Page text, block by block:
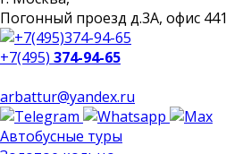
Погонный проезд д.3А, офис 441
+7(495) 374-94-65
arbattur@yandex.ru
Автобусные туры